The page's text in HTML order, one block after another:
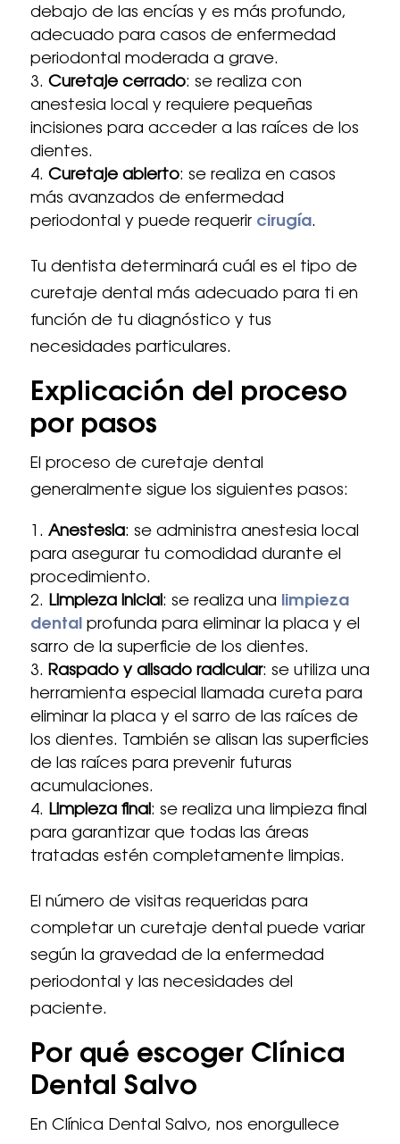
debajo de las encías y es más profundo,
adecuado para casos de enfermedad
periodontal moderada a grave.
Curetaje cerrado: se realiza con
anestesia local y requiere pequeñas
incisiones para acceder a las raíces de los
dientes.
Curetaje abierto: se realiza en casos
más avanzados de enfermedad
periodontal y puede requerir cirugía.
Tu dentista determinará cuál es el tipo de
curetaje dental más adecuado para ti en
función de tu diagnóstico y tus
necesidades particulares.
Explicación del proceso
por pasos
El proceso de curetaje dental
generalmente sigue los siguientes pasos:
Anestesia: se administra anestesia local
para asegurar tu comodidad durante el
procedimiento.
Limpieza inicial: se realiza una limpieza
dentalprofunda para eliminar la placa y el
sarro de la superficie de los dientes.
Raspado y alisado radicular: se utiliza una
herramienta especial llamada cureta para
eliminar la placa y el sarro de las raíces de
los dientes. También se alisan las superficies
de las raíces para prevenir futuras
acumulaciones.
Limpieza final: se realiza una limpieza final
para garantizar que todas las áreas
tratadas estén completamente limpias.
El número de visitas requeridas para
completar un curetaje dental puede variar
según la gravedad de la enfermedad
periodontal y las necesidades del
paciente.
Por qué escoger Clínica
Dental Salvo
En Clínica Dental Salvo, nos enorgullece